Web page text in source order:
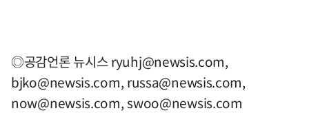
◎공감언론 뉴시스ryuhj@newsis.com,
bjko@newsis.com,russa@newsis.com,
now@newsis.com,swoo@newsis.com